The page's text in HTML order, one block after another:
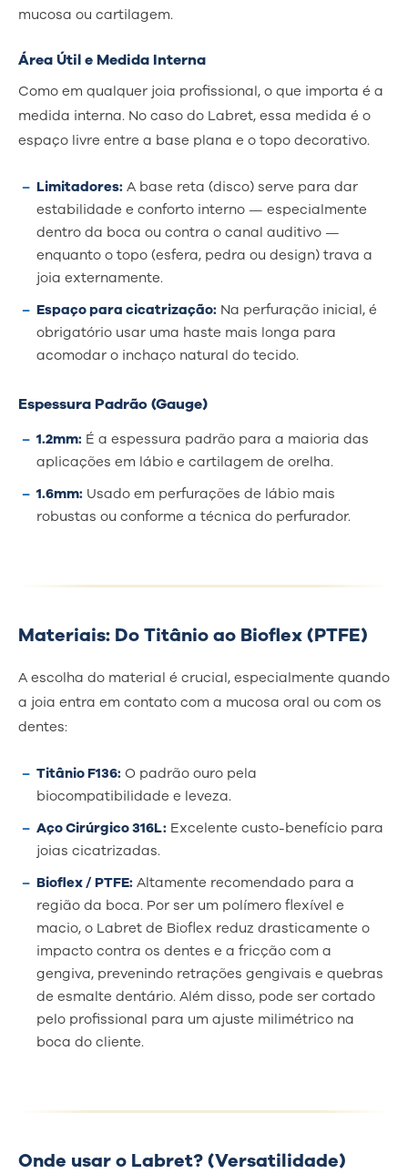
mucosa ou cartilagem.
Área Útil e Medida Interna
Como em qualquer joia profissional, o que importa é a
medida interna. No caso do Labret, essa medida é o
espaço livre entre a base plana e o topo decorativo.
Limitadores: A base reta (disco) serve para dar
estabilidade e conforto interno — especialmente
dentro da boca ou contra o canal auditivo —
enquanto o topo (esfera, pedra ou design) trava a
joia externamente.
Espaço para cicatrização: Na perfuração inicial, é
obrigatório usar uma haste mais longa para
acomodar o inchaço natural do tecido.
Espessura Padrão (Gauge)
1.2mm: É a espessura padrão para a maioria das
aplicações em lábio e cartilagem de orelha.
1.6mm: Usado em perfurações de lábio mais
robustas ou conforme a técnica do perfurador.
Materiais: Do Titânio ao Bioflex (PTFE)
A escolha do material é crucial, especialmente quando
a joia entra em contato com a mucosa oral ou com os
dentes:
Titânio F136: O padrão ouro pela
biocompatibilidade e leveza.
Aço Cirúrgico 316L: Excelente custo-benefício para
joias cicatrizadas.
Bioflex / PTFE: Altamente recomendado para a
região da boca. Por ser um polímero flexível e
macio, o Labret de Bioflex reduz drasticamente o
impacto contra os dentes e a fricção com a
gengiva, prevenindo retrações gengivais e quebras
de esmalte dentário. Além disso, pode ser cortado
pelo profissional para um ajuste milimétrico na
boca do cliente.
Onde usar o Labret? (Versatilidade)